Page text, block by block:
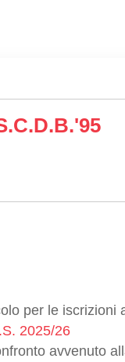
per le
2025/26
avvenuto